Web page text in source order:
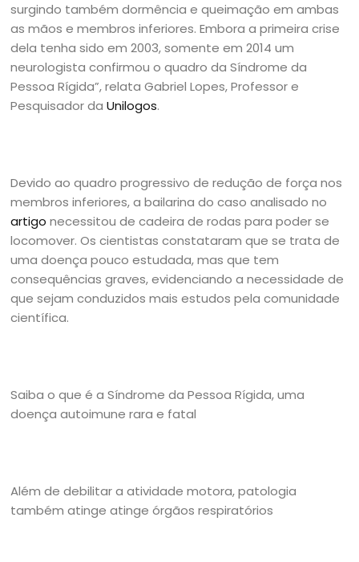
surgindo também dormência e queimação em ambas
as mãos e membros inferiores. Embora a primeira crise
dela tenha sido em 2003, somente em 2014 um
neurologista confirmou o quadro da Síndrome da
Pessoa Rígida”, relata Gabriel Lopes, Professor e
Pesquisador daUnilogos.
Devido ao quadro progressivo de redução de força nos
membros inferiores, a bailarina do caso analisado no
artigo necessitou de cadeira de rodas para poder se
locomover. Os cientistas constataram que se trata de
uma doença pouco estudada, mas que tem
consequências graves, evidenciando a necessidade de
que sejam conduzidos mais estudos pela comunidade
científica.
Saiba o que é a Síndrome da Pessoa Rígida, uma
doença autoimune rara e fatal
Além de debilitar a atividade motora, patologia
também atinge atinge órgãos respiratórios